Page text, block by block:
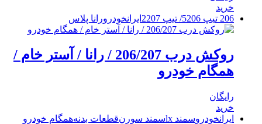
خرید
206 تیپ 5
206/ تیپ 2 207 ایرانخودرورانا پلاس
روکش درب 206/207 / رانا / آستر خام /
همگام خودرو
رایگان
خرید
ایرانخودروسمند lx سمند سورنقطعات بدنههمگام خودرو